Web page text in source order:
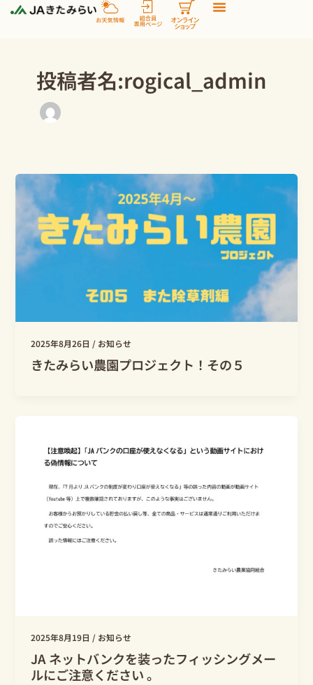
投稿者名:rogical_admin
2025年8月26日 / お知らせ
きたみらい農園プロジェクト！その５
2025年8月19日 / お知らせ
JA ネットバンクを装ったフィッシングメー
ルにご注意ください 。